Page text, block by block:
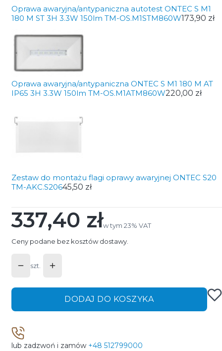
Oprawa awaryjna/antypaniczna autotest ONTEC S M1
180 M ST 3H 3.3W 150lm TM-OS.M1STM860W173,90 zł
Oprawa awaryjna/antypaniczna ONTEC S M1 180 M AT
IP65 3H 3.3W 150lm TM-OS.M1ATM860W220,00 zł
Zestaw do montażu flagi oprawy awaryjnej ONTEC S20
TM-AKC.S20645,50 zł
Cena
337,40 złw tym 23% VAT
w tym 23% VAT
Ceny podane bez kosztów dostawy.
szt.
DODAJ DO KOSZYKA
lub zadzwoń i zamów +48 512799000